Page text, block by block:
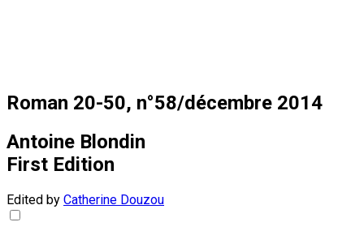
Roman 20-50, n°58/décembre 2014
Antoine Blondin
First Edition
Edited by Catherine Douzou